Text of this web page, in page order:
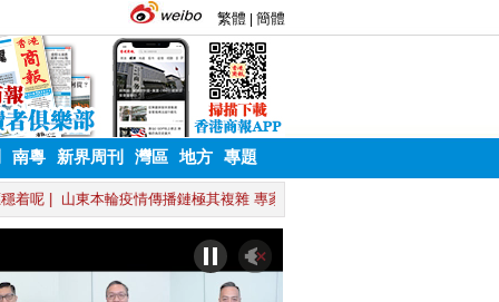
南粵 新界周刊 灣區 地方 專題